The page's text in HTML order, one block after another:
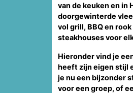
van de keuken en in
doorgewinterde
vol grill, BBQ en
steakhouses voor
Hieronder vind je
heeft zijn eigen stijl
je nu een bijzonder
voor een groep, of